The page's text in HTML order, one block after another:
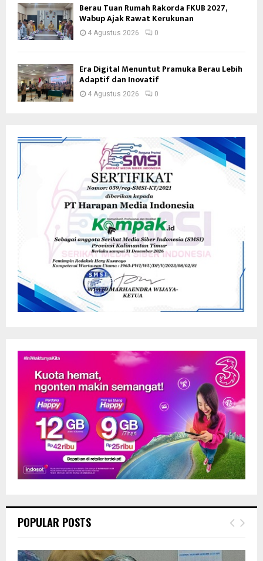
Berau Tuan Rumah Rakorda FKUB 2027,
Wabup Ajak Rawat Kerukunan
4 Agustus 2026 0
Era Digital Menuntut Pramuka Berau Lebih
Adaptif dan Inovatif
4 Agustus 2026 0
POPULAR POSTS